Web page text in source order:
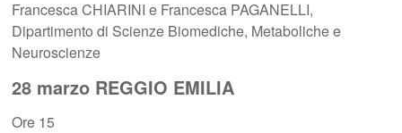
Francesca CHIARINI e Francesca PAGANELLI,
Dipartimento di Scienze Biomediche, Metaboliche e
Neuroscienze
28 marzo REGGIO EMILIA
Ore 15